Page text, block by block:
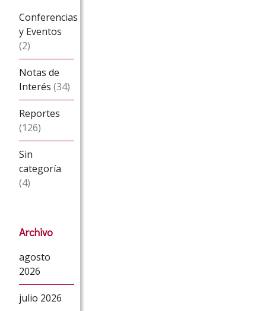
Conferencias
y Eventos
(2)
Notas de
Interés (34)
Reportes
(126)
Sin
categoría
(4)
Archivo
agosto
2026
julio 2026